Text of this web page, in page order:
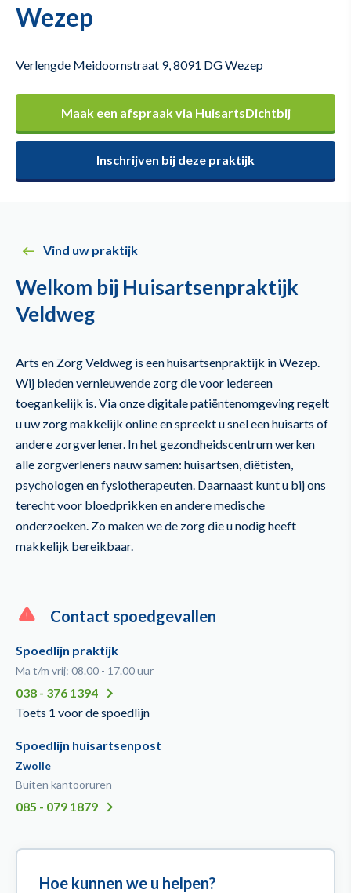
Wezep
Verlengde Meidoornstraat 9, 8091 DG Wezep
Maak een afspraak via HuisartsDichtbij
Inschrijven bij deze praktijk
Vind uw praktijk
Welkom bij Huisartsenpraktijk
Veldweg
Arts en Zorg Veldweg is een huisartsenpraktijk in Wezep.
Wij bieden vernieuwende zorg die voor iedereen
toegankelijk is. Via onze digitale patiëntenomgeving regelt
u uw zorg makkelijk online en spreekt u snel een huisarts of
andere zorgverlener. In het gezondheidscentrum werken
alle zorgverleners nauw samen: huisartsen, diëtisten,
psychologen en fysiotherapeuten. Daarnaast kunt u bij ons
terecht voor bloedprikken en andere medische
onderzoeken. Zo maken we de zorg die u nodig heeft
makkelijk bereikbaar.
Contact spoedgevallen
Spoedlijn praktijk
Ma t/m vrij: 08.00 - 17.00 uur
038 - 376 1394
Toets 1 voor de spoedlijn
Spoedlijn huisartsenpost
Zwolle
Buiten kantooruren
085 - 079 1879
Hoe kunnen we u helpen?